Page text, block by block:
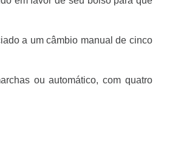
a um câmbio manual de cinco
ou automático, com quatro